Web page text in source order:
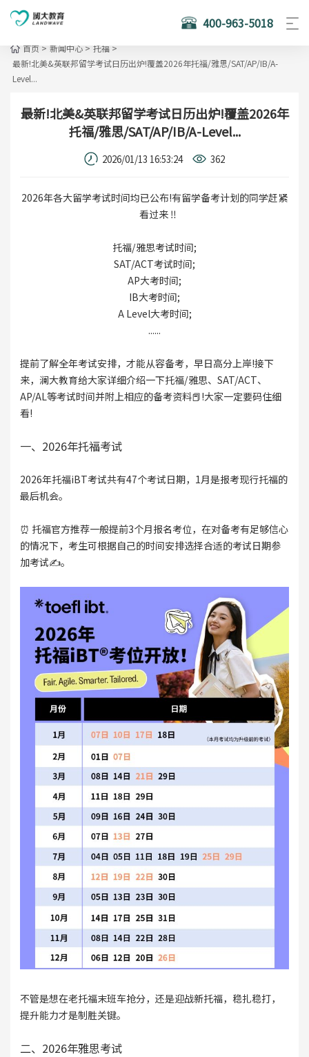
400-963-5018
首页 > 新闻中心 > 托福 >
最新!北美&英联邦留学考试日历出炉!覆盖2026年托福/雅思/SAT/AP/IB/A-
Level...
最新!北美&英联邦留学考试日历出炉!覆盖2026年
托福/雅思/SAT/AP/IB/A-Level...
2026/01/13 16:53:24 362
2026年各大留学考试时间均已公布!有留学备考计划的同学赶紧
看过来 ‼
托福/雅思考试时间;
SAT/ACT考试时间;
AP大考时间;
IB大考时间;
A Level大考时间;
......
提前了解全年考试安排，才能从容备考，早日高分上岸!接下
来，澜大教育给大家详细介绍一下托福/雅思、SAT/ACT、
AP/AL等考试时间并附上相应的备考资料📕!大家一定要码住细
看!
一、2026年托福考试
2026年托福iBT考试共有47个考试日期，1月是报考现行托福的
最后机会。
⏰ 托福官方推荐一般提前3个月报名考位，在对备考有足够信心
的情况下，考生可根据自己的时间安排选择合适的考试日期参
加考试✍。
不管是想在老托福末班车抢分，还是迎战新托福，稳扎稳打，
提升能力才是制胜关键。
二、2026年雅思考试